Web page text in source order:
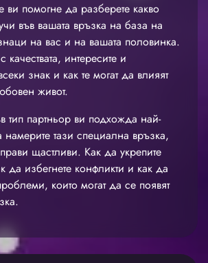
ви помогне да разберете какво
във вашата връзка на база на
на вас и на вашата половинка.
качествата, интересите и
знак и как те могат да влияят
живот.
тип партньор ви подхожда най-
тази специална връзка,
щастливи. Как да укрепите
да избегнете конфликти и как да
които могат да се появят